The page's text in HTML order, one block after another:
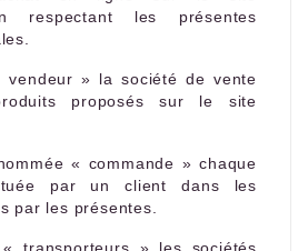
respectant les présentes
vendeur » la société de vente
proposés sur le site
« commande » chaque
par un client dans les
par les présentes.